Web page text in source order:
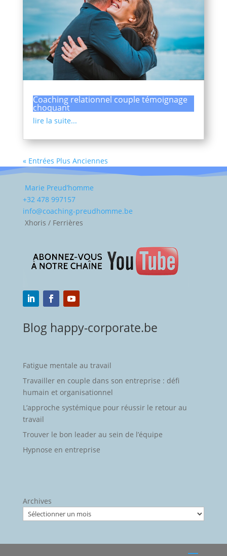
Coaching relationnel couple témoignage
choquant
lire la suite...
« Entrées Plus Anciennes
Marie Preud’homme
+32 478 997157
info@coaching-preudhomme.be
Xhoris / Ferrières
Blog happy-corporate.be
Fatigue mentale au travail
Travailler en couple dans son entreprise : défi
humain et organisationnel
L’approche systémique pour réussir le retour au
travail
Trouver le bon leader au sein de l’équipe
Hypnose en entreprise
Archives